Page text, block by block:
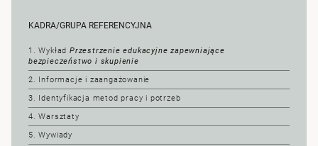
KADRA/GRUPA REFERENCYJNA
1. Wykład Przestrzenie edukacyjne zapewniające
bezpieczeństwo i skupienie
2. Informacje i zaangażowanie
3. Identyfikacja metod pracy i potrzeb
4. Warsztaty
5. Wywiady